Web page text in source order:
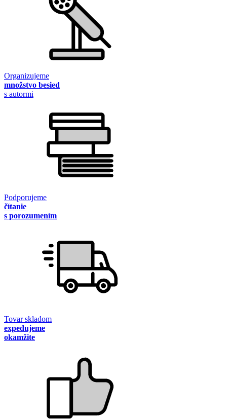
Organizujeme
množstvo besied
s autormi
Podporujeme
čítanie
s porozumením
Tovar skladom
expedujeme
okamžite